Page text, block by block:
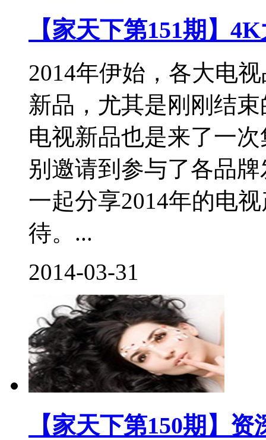
【家天下第151期】
2014年伊始，各大电
新品，尤其是刚刚结
电视新品也是来了一
别邀请到参与了各品
一起分享2014年的电
待。...
2014-03-31
【家天下第150期】